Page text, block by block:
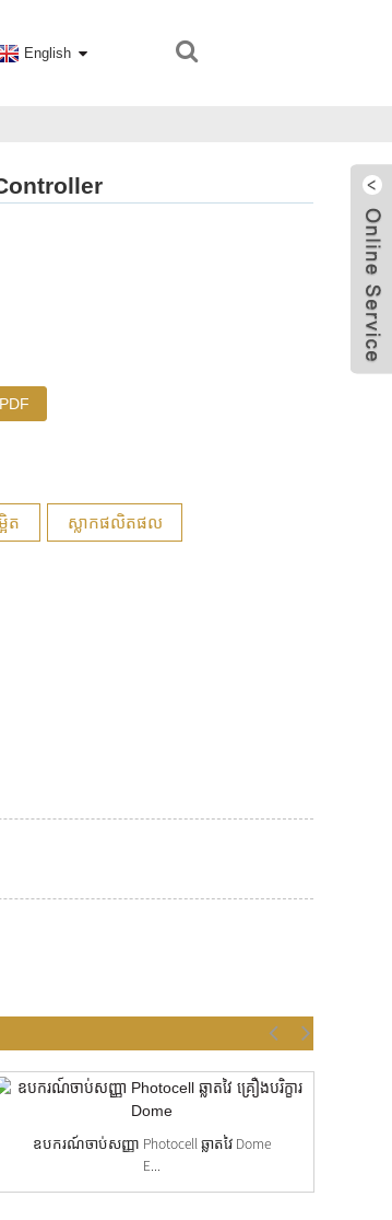
English
ត ស្លាកផលិតផល
ឧបករណ៍ចាប់សញ្ញា Photocell ឆ្លាតវៃ Dome
E...